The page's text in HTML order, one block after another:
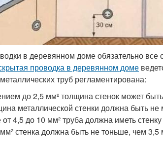
в деревянном доме обязательно
проводка в деревянном доме
труб регламентирована:
до 2,5 мм² толщина стенок может
металлической стенки должна быть
4,5 до 10 мм² труба должна иметь
стенка должна быть не тоньше, чем 3,5